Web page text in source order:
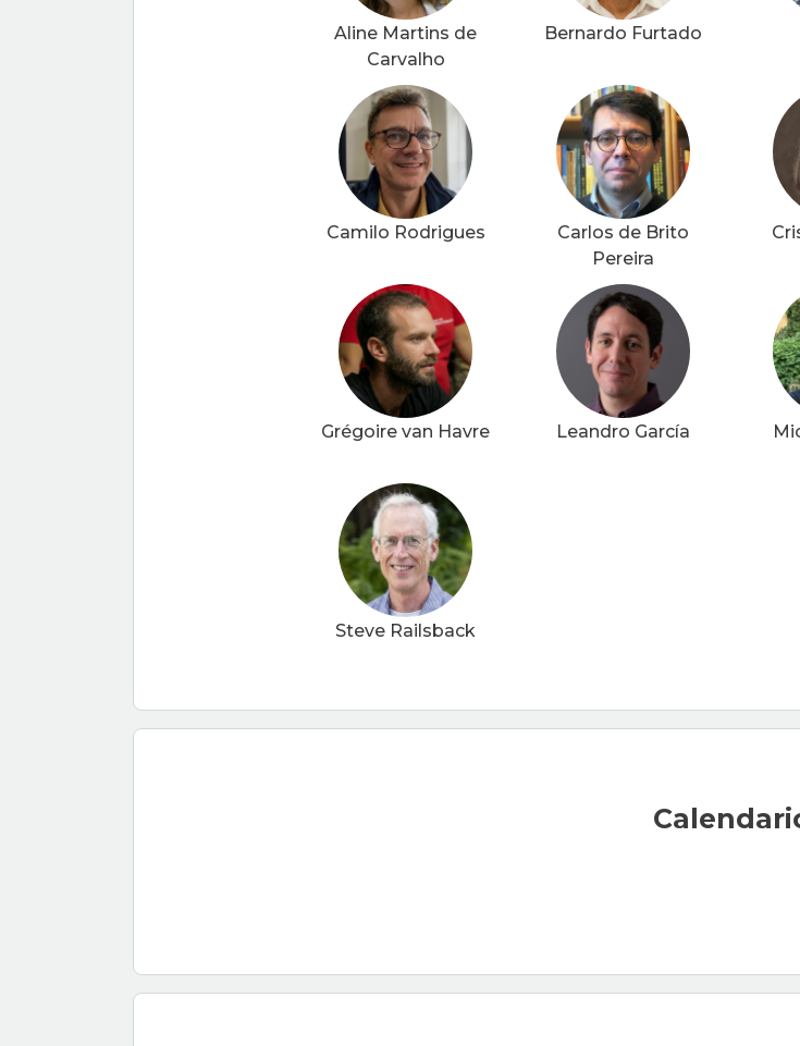
Aline Martins de
Carvalho
Bernardo Furtado
Camilo Rodrigues
Carlos de Brito
Pereira
Grégoire van Havre Leandro García
Steve Railsback